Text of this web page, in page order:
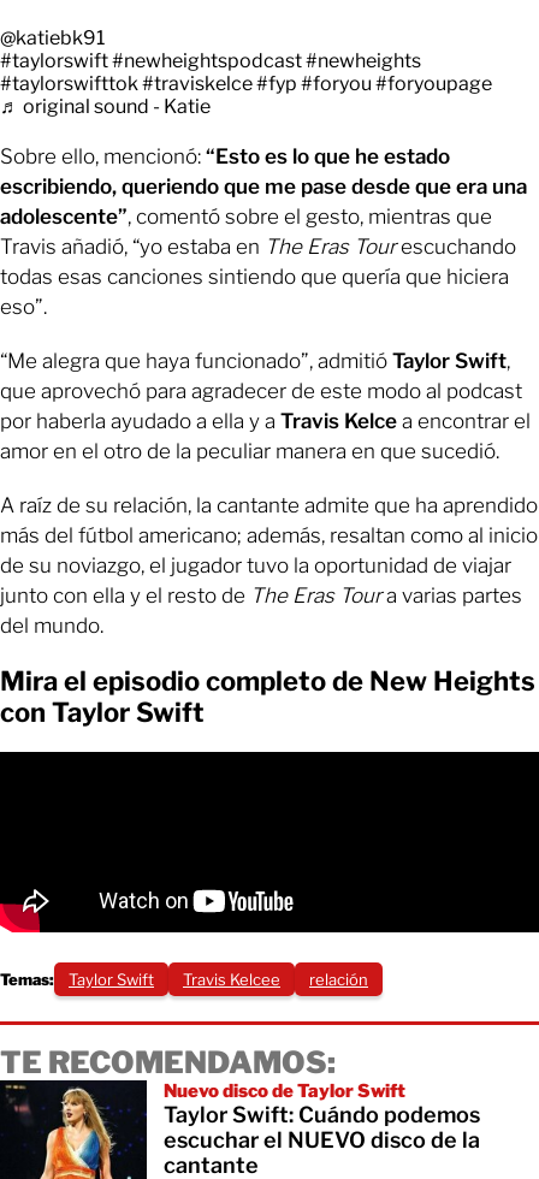
@katiebk91
#taylorswift#newheightspodcast#newheights
#taylorswifttok #traviskelce#fyp #foryou #foryoupage
♬ original sound - Katie
Sobre ello, mencionó: “Esto es lo que he estado
escribiendo, queriendo que me pase desde que era una
adolescente”, comentó sobre el gesto, mientras que
Travis añadió, “yo estaba en The Eras Tourescuchando
todas esas canciones sintiendo que quería que hiciera
eso”.
“Me alegra que haya funcionado”, admitió Taylor Swift,
que aprovechó para agradecer de este modo al podcast
por haberla ayudado a ella y a Travis Kelce a encontrar el
amor en el otro de la peculiar manera en que sucedió.
A raíz de su relación, la cantante admite que ha aprendido
más del fútbol americano; además, resaltan como al inicio
de su noviazgo, el jugador tuvo la oportunidad de viajar
junto con ella y el resto de The Eras Toura varias partes
del mundo.
Mira el episodio completo de New Heights
con Taylor Swift
Temas: Taylor Swift Travis Kelcee relación
TE RECOMENDAMOS:
Nuevo disco de Taylor Swift
Taylor Swift: Cuándo podemos
escuchar el NUEVO disco de la
cantante